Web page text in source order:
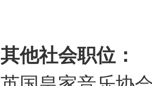
其他社会职位：